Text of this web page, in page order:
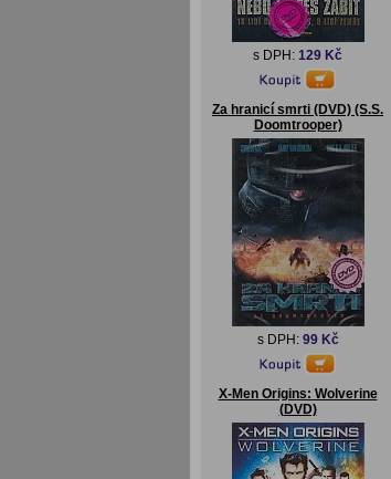
s DPH: 129 Kč
Za hranicí smrti (DVD) (S.S.
Doomtrooper)
s DPH: 99 Kč
X-Men Origins: Wolverine
(DVD)